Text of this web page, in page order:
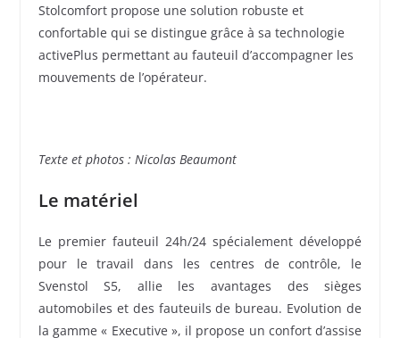
Stolcomfort propose une solution robuste et
confortable qui se distingue grâce à sa technologie
activePlus permettant au fauteuil d’accompagner les
mouvements de l’opérateur.
Texte et photos : Nicolas Beaumont
Le matériel
Le premier fauteuil 24h/24 spécialement développé
pour le travail dans les centres de contrôle, le
Svenstol S5, allie les avantages des sièges
automobiles et des fauteuils de bureau. Evolution de
la gamme « Executive », il propose un confort d’assise